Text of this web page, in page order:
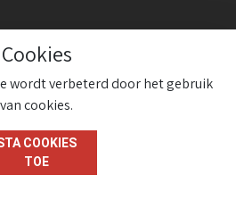
1.1.2)
Cookies
wordt verbeterd door het gebruik
van cookies.
COOKIES
TOE